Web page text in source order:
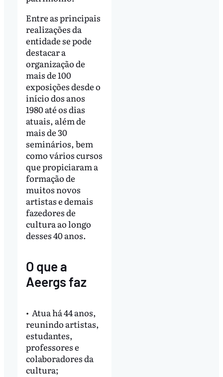
Entre as principais
realizações da
entidade se pode
destacar a
organização de
mais de 100
exposições desde o
início dos anos
1980 até os dias
atuais, além de
mais de 30
seminários, bem
como vários cursos
que propiciaram a
formação de
muitos novos
artistas e demais
fazedores de
cultura ao longo
desses 40 anos.
O que a
Aeergs faz
•⁠ ⁠Atua há 44 anos,
reunindo artistas,
estudantes,
professores e
colaboradores da
cultura;